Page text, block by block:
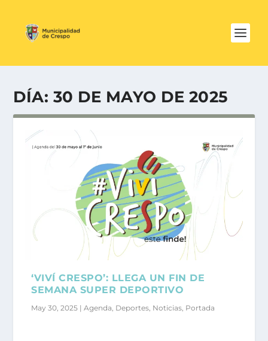
DÍA: 30 DE MAYO DE 2025
‘VIVÍ CRESPO’: LLEGA UN FIN DE
SEMANA SUPER DEPORTIVO
May 30, 2025 |Agenda Deportes Noticias Portada